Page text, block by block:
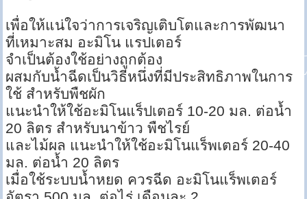
เพื่อให้แน่ใจว่าการเจริญเติบโตและการพัฒนา
ที่เหมาะสม อะมิโน แรปเตอร์
จำเป็นต้องใช้อย่างถูกต้อง
ผสมกับน้ำฉีดเป็นวิธีหนึ่งที่มีประสิทธิภาพในการ
ใช้ สำหรับพืชผัก
แนะนำให้ใช้อะมิโนแร็ปเตอร์ 10-20 มล. ต่อน้ำ
20 ลิตร สำหรับนาข้าว พืชไรย์
และไม้ผล แนะนำให้ใช้อะมิโนแร็พเตอร์ 20-40
มล. ต่อน้ำ 20 ลิตร
เมื่อใช้ระบบน้ำหยด ควรฉีด อะมิโนแร็พเตอร์